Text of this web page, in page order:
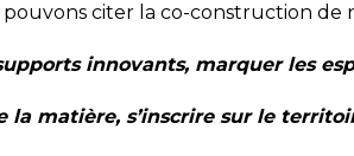
citer la co-construction de
innovants, marquer les
la matière, s’inscrire sur le